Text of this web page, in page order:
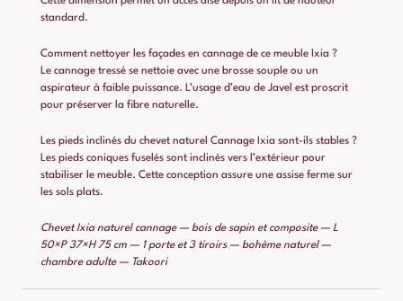
standard.
Comment nettoyer les façades en cannage de ce meuble Ixia ?
Le cannage tressé se nettoie avec une brosse souple ou un
aspirateur à faible puissance. L’usage d’eau de Javel est proscrit
pour préserver la fibre naturelle.
Les pieds inclinés du chevet naturel Cannage Ixia sont-ils stables ?
Les pieds coniques fuselés sont inclinés vers l’extérieur pour
stabiliser le meuble. Cette conception assure une assise ferme sur
les sols plats.
Chevet Ixia naturel cannage — bois de sapin et composite — L
50×P 37×H 75 cm — 1 porte et 3 tiroirs — bohème naturel —
chambre adulte — Takoori